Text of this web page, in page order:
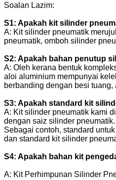
Soalan Lazim:
S1: Apakah kit silinder
A: Kit silinder pneumatik
pneumatik, omboh silinder
S2: Apakah bahan penutup
A: Oleh kerana bentuk
aloi aluminium mempunyai
berbanding dengan besi
S3: Apakah standard kit
A: Kit silinder pneumatik kami
dengan saiz silinder pneumatik.
Sebagai contoh, standard
dan standard kit silinder
S4: Apakah bahan kit
A: Kit Perhimpunan Silinder